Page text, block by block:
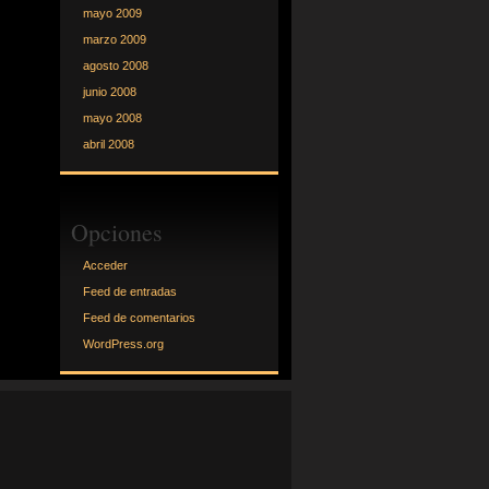
mayo 2009
marzo 2009
agosto 2008
junio 2008
mayo 2008
abril 2008
Opciones
Acceder
Feed de entradas
Feed de comentarios
WordPress.org